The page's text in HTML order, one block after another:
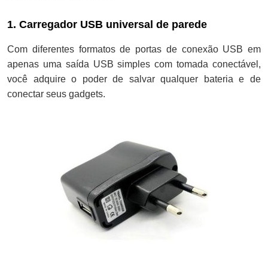
1. Carregador USB universal de parede
Com diferentes formatos de portas de conexão USB em
apenas uma saída USB simples com tomada conectável,
você adquire o poder de salvar qualquer bateria e de
conectar seus gadgets.